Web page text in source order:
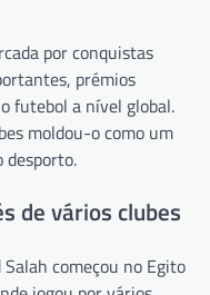
por conquistas
prémios
futebol a nível global.
moldou-o como um
desporto.
de vários clubes
começou no Egito